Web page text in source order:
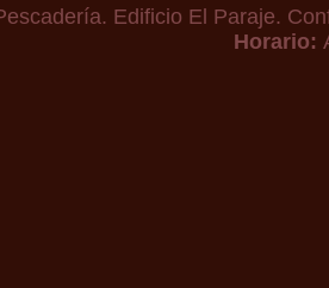
Edificio El Paraje.
Horario: